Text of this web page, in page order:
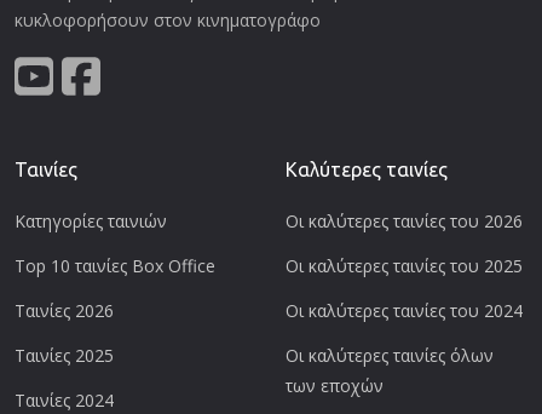
κυκλοφορήσουν στον κινηματογράφο
Ταινίες
Κατηγορίες ταινιών
Top 10 ταινίες Box Office
Ταινίες 2026
Ταινίες 2025
Ταινίες 2024
Καλύτερες ταινίες
Οι καλύτερες ταινίες του 2026
Οι καλύτερες ταινίες του 2025
Οι καλύτερες ταινίες του 2024
Οι καλύτερες ταινίες όλων
των εποχών